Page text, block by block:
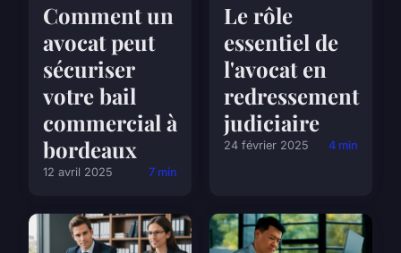
Comment un
avocat peut
sécuriser
votre bail
commercial à
bordeaux
12 avril 2025 7 min
Le rôle
essentiel de
l'avocat en
redressement
judiciaire
24 février 2025 4 min